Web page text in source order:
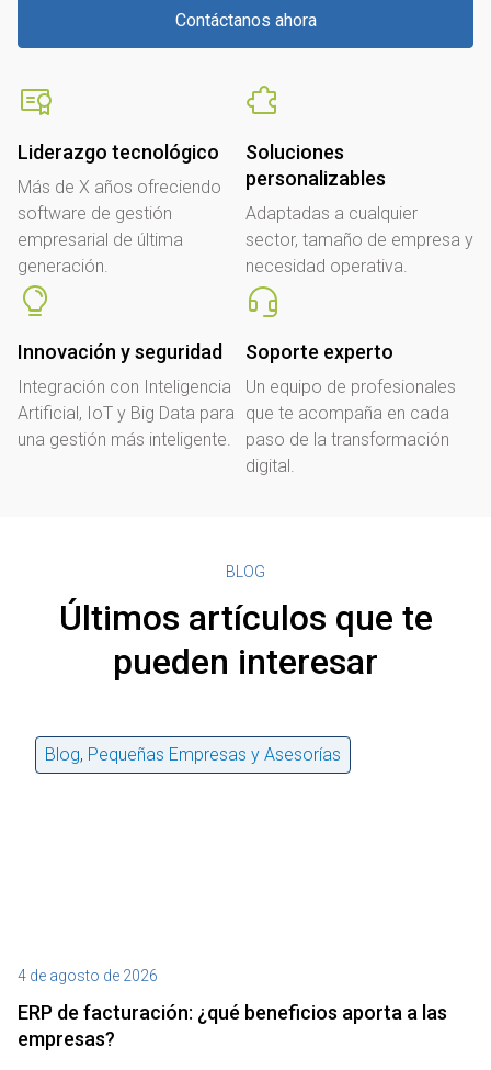
Contáctanos ahora
Liderazgo tecnológico
Más de X años ofreciendo
software de gestión
empresarial de última
generación.
Soluciones
personalizables
Adaptadas a cualquier
sector, tamaño de empresa y
necesidad operativa.
Innovación y seguridad
Integración con Inteligencia
Artificial, IoT y Big Data para
una gestión más inteligente.
Soporte experto
Un equipo de profesionales
que te acompaña en cada
paso de la transformación
digital.
BLOG
Últimos artículos que te
pueden interesar
Blog, Pequeñas Empresas y Asesorías
4 de agosto de 2026
ERP de facturación​: ¿qué beneficios aporta a las
empresas?